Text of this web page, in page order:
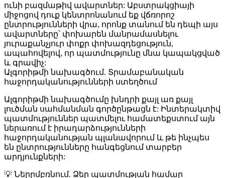
ունի բազմաթիվ ավարտներ: Աբստրակցիայի
միջոցով դուք կենտրոնանում եք վճռորոշ
ընտրությունների վրա, որոնք տանում են դեպի այս
ավարտները՝ փոխարեն մանրամասնելու
յուրաքանչյուր փոքր փոխազդեցություն,
ապահովելով, որ պատմությունը մնա կապակցված
և գրավիչ:
Ալգորիթմի նախագծում. Տրամաբանական
հաջորդականությունների ստեղծում
Ալգորիթմի նախագծումը խնդրի քայլ առ քայլ
լուծման սահմանման գործընթացն է: Ինտերակտիվ
պատմություններ պատմելու համատեքստում այն
ներառում է իրադարձությունների
հաջորդականության պլանավորում և թե ինչպես
են ընտրությունները հանգեցնում տարբեր
արդյունքների:
💡 Ներըմբռնում. Ձեր պատմության համար